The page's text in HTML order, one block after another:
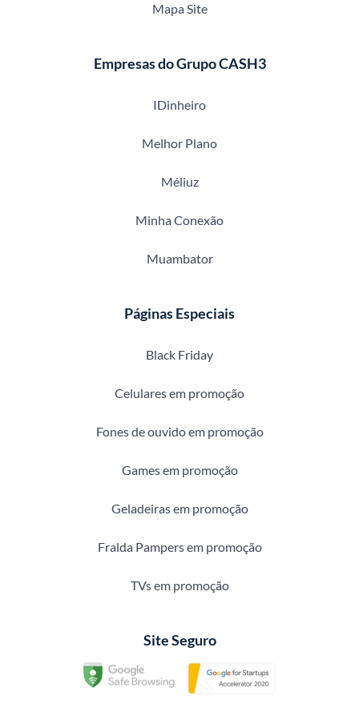
Mapa Site
Empresas do Grupo CASH3
IDinheiro
Melhor Plano
Méliuz
Minha Conexão
Muambator
Páginas Especiais
Black Friday
Celulares em promoção
Fones de ouvido em promoção
Games em promoção
Geladeiras em promoção
Fralda Pampers em promoção
TVs em promoção
Site Seguro